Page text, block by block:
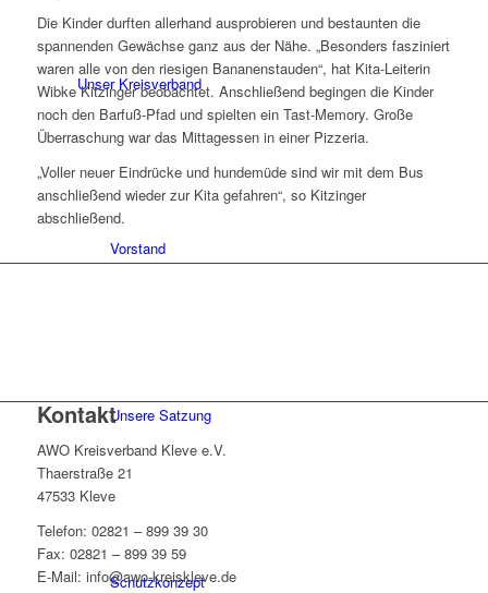
Unser Kreisverband
Vorstand
Unsere Satzung
Schutzkonzept
Die Kinder durften allerhand ausprobieren und bestaunten die
spannenden Gewächse ganz aus der Nähe. „Besonders fasziniert
waren alle von den riesigen Bananenstauden“, hat Kita-Leiterin
Wibke Kitzinger beobachtet. Anschließend begingen die Kinder
noch den Barfuß-Pfad und spielten ein Tast-Memory. Große
Überraschung war das Mittagessen in einer Pizzeria.
„Voller neuer Eindrücke und hundemüde sind wir mit dem Bus
anschließend wieder zur Kita gefahren“, so Kitzinger
abschließend.
Kontakt
AWO Kreisverband Kleve e.V.
Thaerstraße 21
47533 Kleve
Telefon: 02821 – 899 39 30
Fax: 02821 – 899 39 59
E-Mail: info@awo-kreiskleve.de